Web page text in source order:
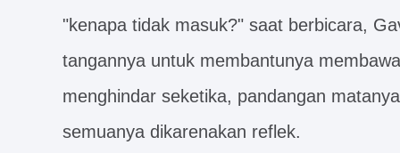
"kenapa tidak masuk?" saat berbicara,
tangannya untuk membantunya
menghindar seketika, pandangan
semuanya dikarenakan reflek.